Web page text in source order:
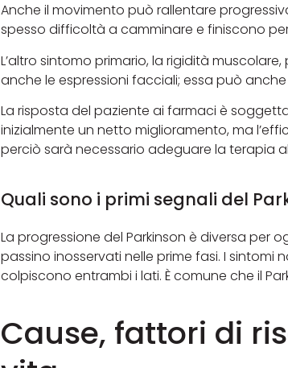
Anche il movimento può rallentare
spesso difficoltà a camminare e finiscono
L’altro sintomo primario, la rigidità
anche le espressioni facciali; essa può
La risposta del paziente ai farmaci è
inizialmente un netto miglioramento, ma
perciò sarà necessario adeguare la terapia
Quali sono i primi segnali del
La progressione del Parkinson è diversa per
passino inosservati nelle prime fasi. I
colpiscono entrambi i lati. È comune che il
Cause, fattori di